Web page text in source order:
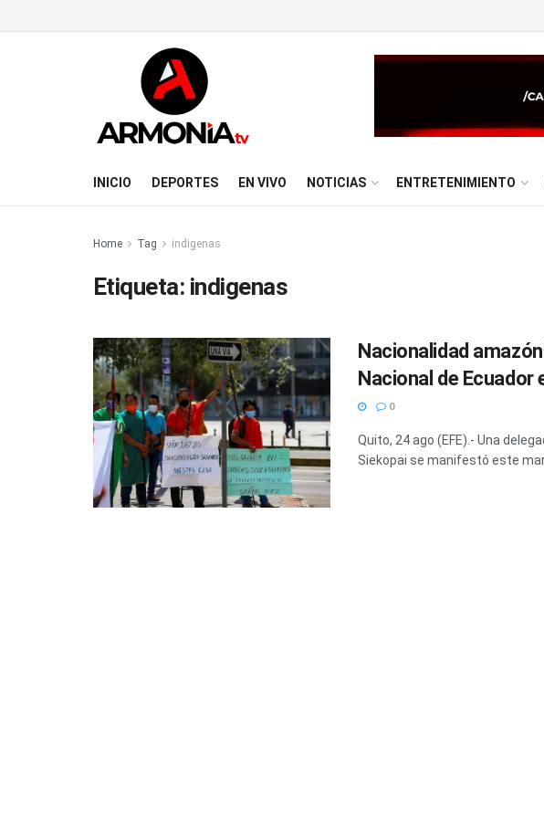
INICIO DEPORTES EN VIVO NOTICIAS ENTRETENIMIENTO
Home Tag indigenas
Etiqueta: indigenas
Nacionalidad
Nacional de Ecuador
0
Quito, 24 ago (EFE).- Una
Siekopai se manifestó este